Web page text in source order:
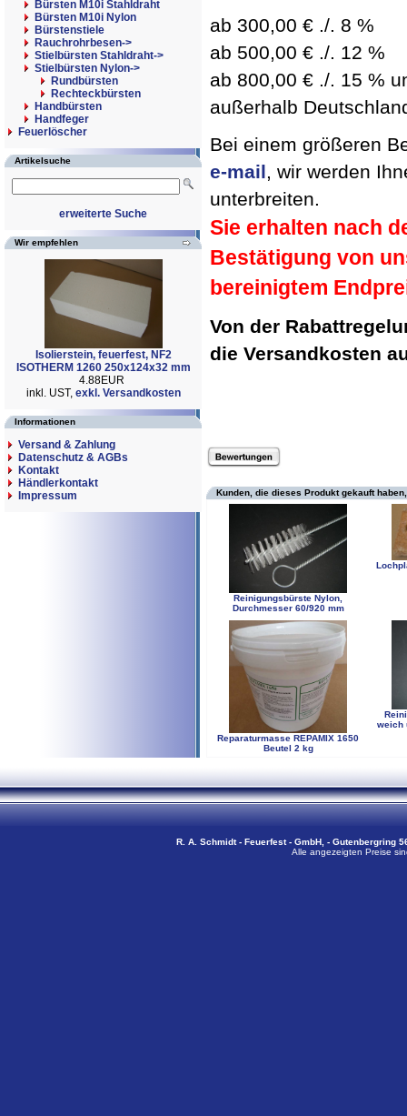
Bürsten M10i Stahldraht
Bürsten M10i Nylon
Bürstenstiele
Rauchrohrbesen->
Stielbürsten Stahldraht->
Stielbürsten Nylon->
Rundbürsten
Rechteckbürsten
Handbürsten
Handfeger
Feuerlöscher
Artikelsuche
erweiterte Suche
Wir empfehlen
Isolierstein, feuerfest, NF2
ISOTHERM 1260 250x124x32 mm
4.88EUR
inkl. UST, exkl. Versandkosten
Informationen
Versand & Zahlung
Datenschutz & AGBs
Kontakt
Händlerkontakt
Impressum
ab 300,00 € ./. 8 %
ab 500,00 € ./. 12 %
ab 800,00 € ./. 15 %
außerhalb
Bei einem größeren
e-mail, wir werden
unterbreiten.
Sie erhalten nach
Bestätigung von
bereinigtem
Von der
die Versandkosten
Kunden, die dieses Produkt gekauft
Reinigungsbürste Nylon,
Durchmesser 60/920 mm
Reparaturmasse REPAMIX 1650
Beutel 2 kg
weich
R. A. Schmidt - Feuerfest - GmbH, - Gutenbergring
Alle angezeigten Preise